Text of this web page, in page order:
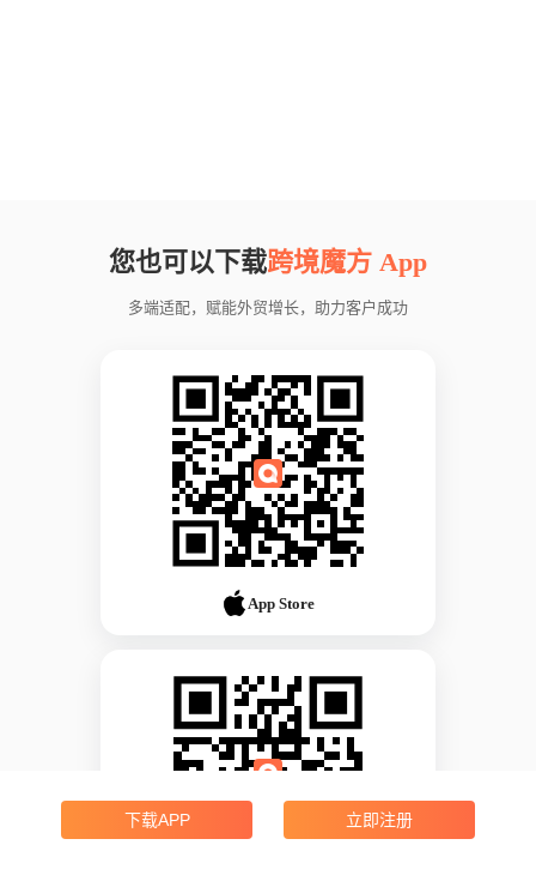
您也可以下载跨境魔方 App
多端适配，赋能外贸增长，助力客户成功
App Store
下载APP 立即注册